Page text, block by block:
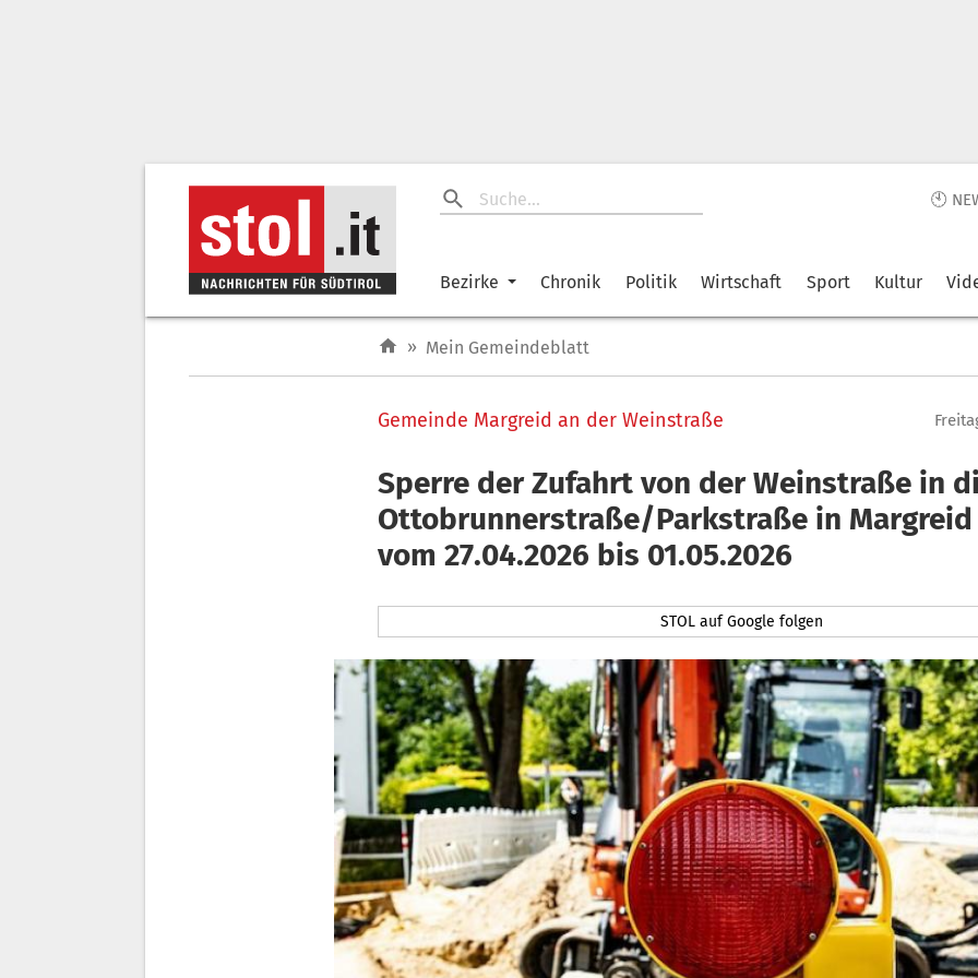
🕙
Bezirke Chronik Politik Wirtschaft Sport Kultur
» Mein Gemeindeblatt
Gemeinde Margreid an der Weinstraße
Sperre der Zufahrt von der Weinstraße in
Ottobrunnerstraße/Parkstraße in Margreid
vom 27.04.2026 bis 01.05.2026
STOL auf Google folgen